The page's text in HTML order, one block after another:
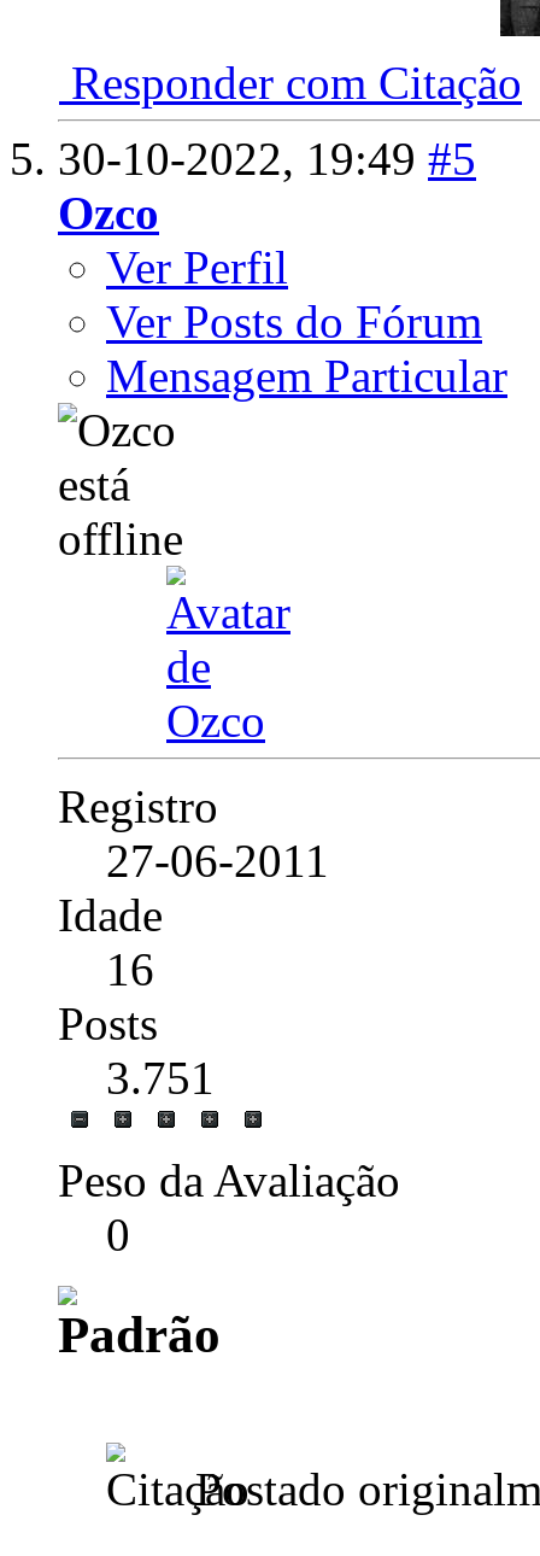
Responder com Citação
30-10-2022, 19:49 #5
Ozco
Ver Perfil
Ver Posts do Fórum
Mensagem Particular
Registro
27-06-2011
Idade
16
Posts
3.751
Peso da Avaliação
0
Postado